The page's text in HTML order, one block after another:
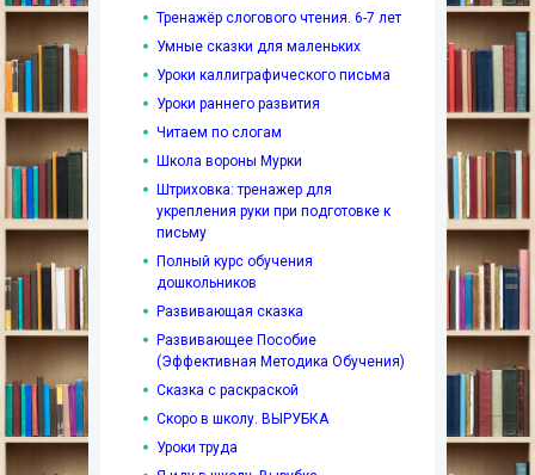
Тренажёр слогового чтения. 6-7 лет
Умные сказки для маленьких
Уроки каллиграфического письма
Уроки раннего развития
Читаем по слогам
Школа вороны Мурки
Штриховка: тренажер для
укрепления руки при подготовке к
письму
Полный курс обучения
дошкольников
Развивающая сказка
Развивающее Пособие
(Эффективная Методика Обучения)
Сказка с раскраской
Скоро в школу. ВЫРУБКА
Уроки труда